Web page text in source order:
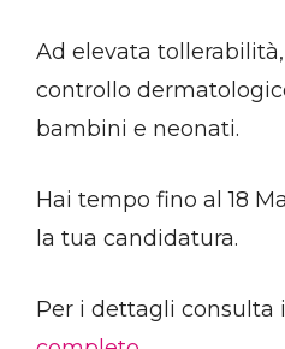
Ad elevata
controllo
bambini e neonati.
Hai tempo fino al 18
la tua candidatura.
Per i dettagli consulta il